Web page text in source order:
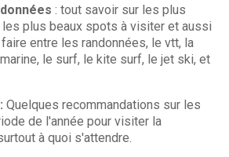
: tout savoir sur les plus
plus beaux spots à visiter et aussi
entre les randonnées, le vtt, la
le surf, le kite surf, le jet ski, et
Quelques recommandations sur les
de l'année pour visiter la
à quoi s'attendre.